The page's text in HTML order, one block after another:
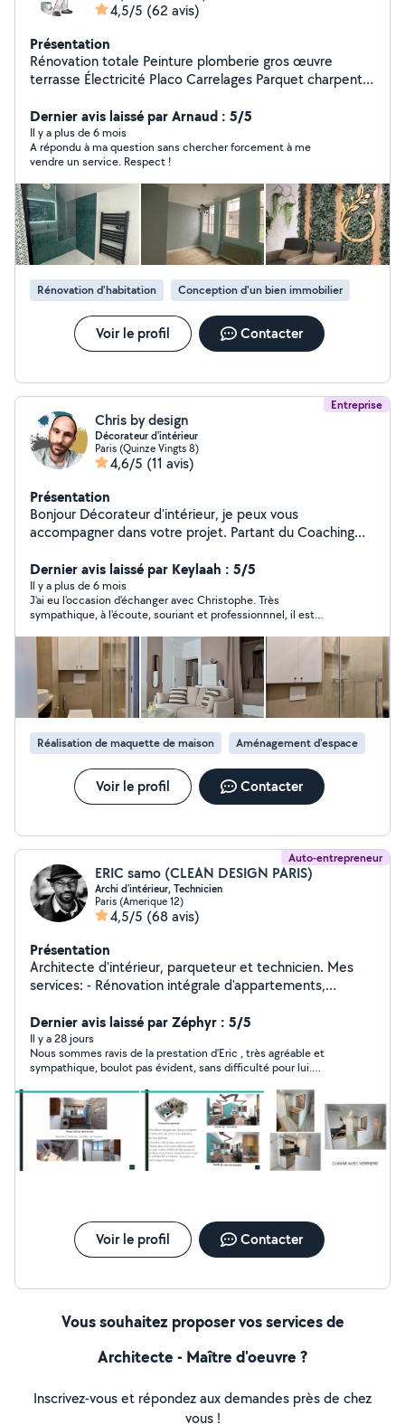
4,5/5 (62 avis)
Présentation
Rénovation totale Peinture plomberie gros œuvre
terrasse Électricité Placo Carrelages Parquet charpente
Dernier avis laissé par Arnaud : 5/5
Il y a plus de 6 mois
A répondu à ma question sans chercher forcement à me
vendre un service. Respect !
Rénovation d'habitation Conception d'un bien immobilier
Voir le profil Contacter
Entreprise
Chris by design
Décorateur d'intérieur
Paris (Quinze Vingts 8)
4,6/5 (11 avis)
Présentation
Bonjour Décorateur d'intérieur, je peux vous
accompagner dans votre projet. Partant du Coaching
commande de mobiliers, en passant par la création de
visuels 3D, je propose un choix de services qui ne
manqueront pas de vous satisfaire. le devis est gratuit !
visiter mon Instagram : chris_by_design Bonne journée a
vous
Dernier avis laissé par Keylaah : 5/5
Il y a plus de 6 mois
J'ai eu l'occasion d'échanger avec Christophe. Très
sympathique, à l'écoute, souriant et professionnnel, il est
donné de précieux conseils concernant notre projet. Je vous
recommande de collaborer avec lui pour toute demande de
décoration d'intérieur. Merci encore à vous Christophe!
Réalisation de maquette de maison Aménagement d'espace
Voir le profil Contacter
Auto-entrepreneur
ERIC samo (CLEAN DESIGN PARIS)
Archi d'intérieur, Technicien
Paris (Amerique 12)
4,5/5 (68 avis)
Présentation
Architecte d'intérieur, parqueteur et technicien. Mes
services: - Rénovation intégrale d'appartements,
carrelage, paquets. Ponçage, vitrification et réparation
des parquets. Réalisation des projets d'aménagements
en 3D. PS: En cas de contact privé, merci de m'envoyer
un sms ou me passer directement un appel en cliquant
sur l'icone téléphonique en haut sur la droite de ma
page .(Je n'ai pas accès à toute les catégories pour
pouvoir répondre à certains msg)
Dernier avis laissé par Zéphyr : 5/5
Il y a 28 jours
Nous sommes ravis de la prestation d’Eric , très agréable et
sympathique, boulot pas évident, sans difficulté pour lui.
Voir le profil Contacter
Vous souhaitez proposer vos services de
Architecte - Maître d'oeuvre ?
Inscrivez-vous et répondez aux demandes près de chez
vous !